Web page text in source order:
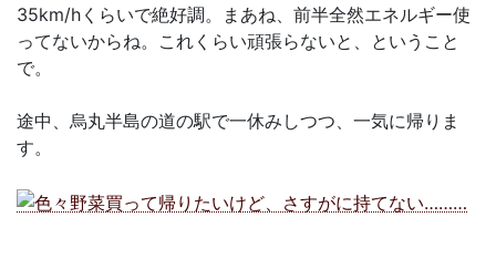
35km/hくらいで絶好調。まあね、前半全然エネルギー使
ってないからね。これくらい頑張らないと、ということ
で。
途中、烏丸半島の道の駅で一休みしつつ、一気に帰りま
す。